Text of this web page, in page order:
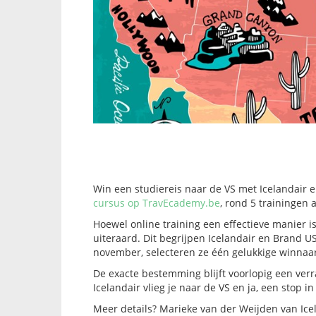
Win een studiereis naar de VS met Icelandair
cursus op TravEcademy.be, rond 5 trainingen
Hoewel online training een effectieve manier
uiteraard. Dit begrijpen Icelandair en Brand
november, selecteren ze één gelukkige
De exacte bestemming blijft voorlopig een
Icelandair vlieg je naar de VS en ja, een stop
Meer details? Marieke van der Weijden van